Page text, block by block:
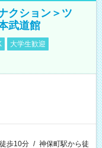
クション＞ツ
武道館
大学生歓迎
歩10分 / 神保町駅から徒